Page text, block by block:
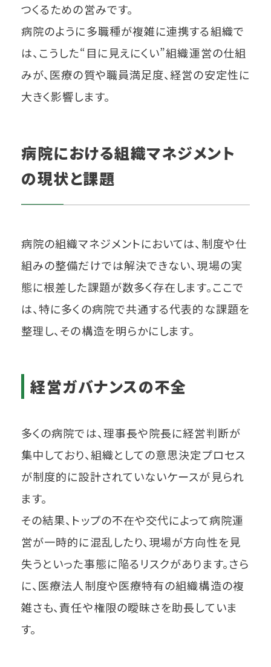
つくるための営みです。
病院のように多職種が複雑に連携する組織で
は、こうした“目に見えにくい”組織運営の仕組
みが、医療の質や職員満足度、経営の安定性に
大きく影響します。
病院における組織マネジメント
の現状と課題
病院の組織マネジメントにおいては、制度や仕
組みの整備だけでは解決できない、現場の実
態に根差した課題が数多く存在します。ここで
は、特に多くの病院で共通する代表的な課題を
整理し、その構造を明らかにします。
経営ガバナンスの不全
多くの病院では、理事長や院長に経営判断が
集中しており、組織としての意思決定プロセス
が制度的に設計されていないケースが見られ
ます。
その結果、トップの不在や交代によって病院運
営が一時的に混乱したり、現場が方向性を見
失うといった事態に陥るリスクがあります。さら
に、医療法人制度や医療特有の組織構造の複
雑さも、責任や権限の曖昧さを助長していま
す。